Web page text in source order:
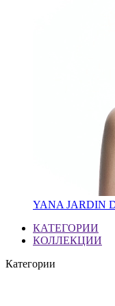
YANA JARDIN
КАТЕГОРИИ
КОЛЛЕКЦИИ
Категории